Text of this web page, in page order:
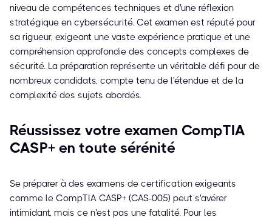
niveau de compétences techniques et d'une réflexion
stratégique en cybersécurité. Cet examen est réputé pour
sa rigueur, exigeant une vaste expérience pratique et une
compréhension approfondie des concepts complexes de
sécurité. La préparation représente un véritable défi pour de
nombreux candidats, compte tenu de l'étendue et de la
complexité des sujets abordés.
Réussissez votre examen CompTIA
CASP+ en toute sérénité
Se préparer à des examens de certification exigeants
comme le CompTIA CASP+ (CAS-005) peut s'avérer
intimidant, mais ce n'est pas une fatalité. Pour les